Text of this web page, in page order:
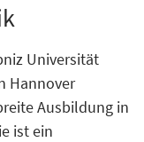
Universität
Hannover
Ausbildung in
ist ein